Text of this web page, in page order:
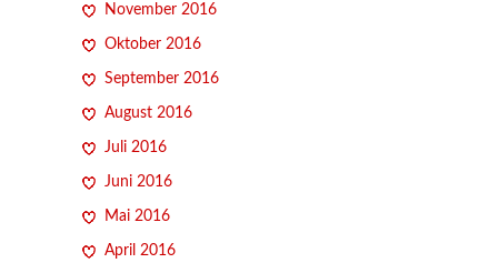
November 2016
Oktober 2016
September 2016
August 2016
Juli 2016
Juni 2016
Mai 2016
April 2016